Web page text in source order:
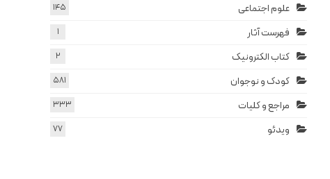
علوم اجتماعی 145
فهرست آثار 1
کتاب الکترونیک 2
کودک و نوجوان 581
مراجع و کلیات 333
ویدئو 77